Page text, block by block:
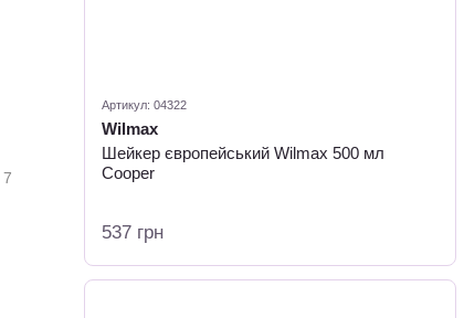
Артикул: 04322
Wilmax
Шейкер європейський Wilmax 500 мл
Cooper
537 грн
7